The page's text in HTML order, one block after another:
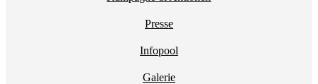
Presse
Infopool
Galerie